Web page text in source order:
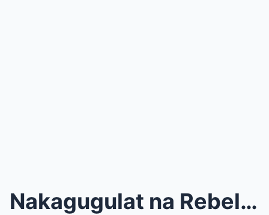
Nakagugulat na Rebelasyon: Sina Kiko at Kenneth De...